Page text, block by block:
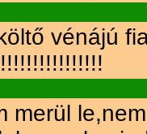
vénájú
merül